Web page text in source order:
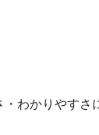
わかりやす